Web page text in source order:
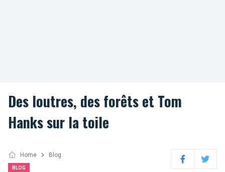
Des loutres, des forêts et Tom
Hanks sur la toile
Home Blog
BLOG FacebookTwitter